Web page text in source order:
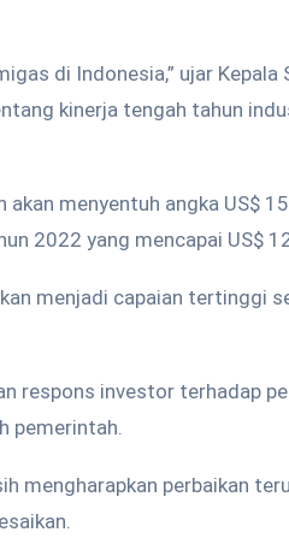
di Indonesia,” ujar Kepala
kinerja tengah tahun
menyentuh angka US$
2022 yang mencapai US$
menjadi capaian tertinggi
respons investor terhadap
pemerintah.
mengharapkan perbaikan